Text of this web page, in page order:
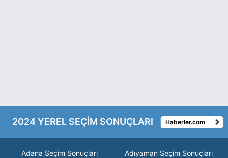
2024 YEREL SEÇİM SONUÇLARI Haberler.com
Adana Seçim Sonuçları
Adıyaman Seçim Sonuçları